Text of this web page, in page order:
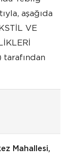
aşağıda
VE
tarafından
Mahallesi,